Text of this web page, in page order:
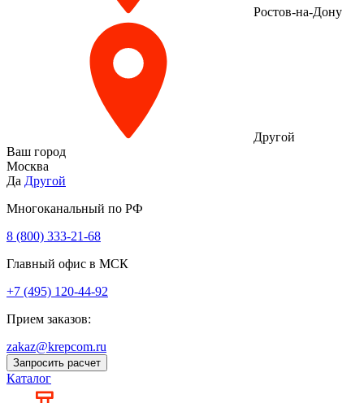
Ростов-на-Дону
Другой
Ваш город
Москва
Да Другой
Многоканальный по РФ
8 (800) 333‑21-68
Главный офис в МСК
+7 (495) 120-44-92
Прием заказов:
zakaz@krepcom.ru
Запросить расчет
Каталог